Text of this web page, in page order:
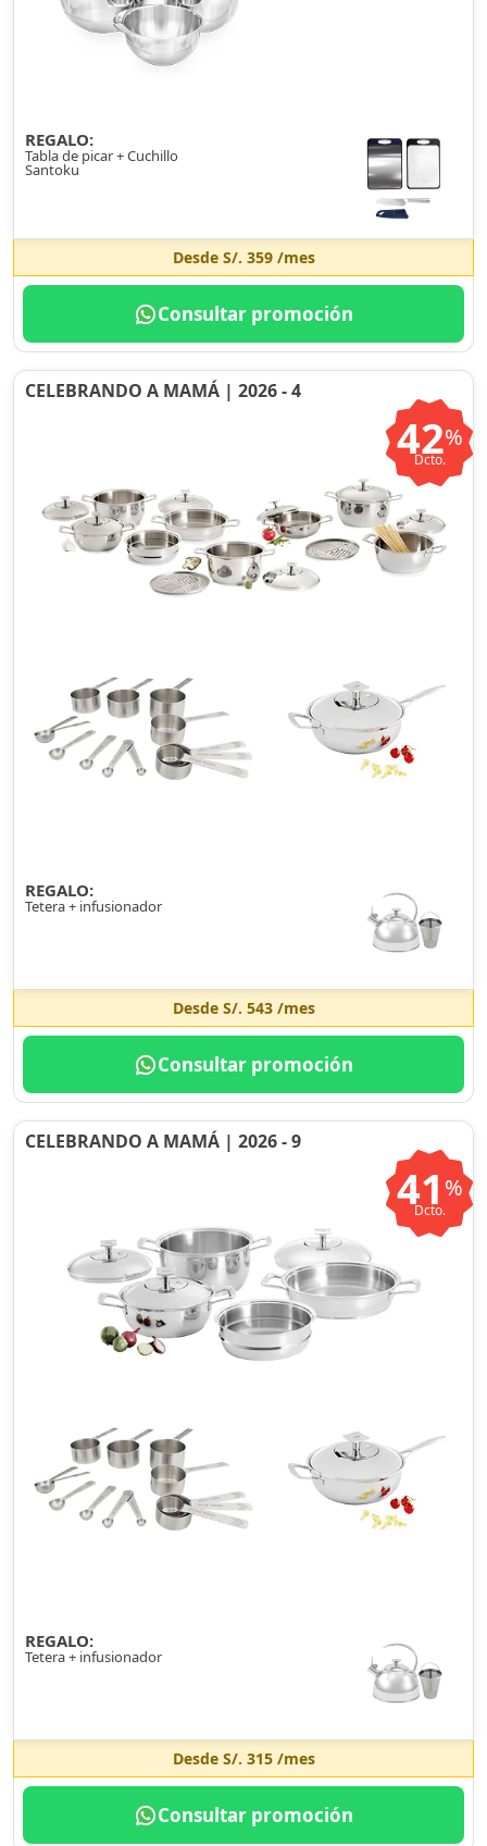
REGALO:
Tabla de picar + Cuchillo
Santoku
Desde S/. 359/mes
Consultar promoción
CELEBRANDO A MAMÁ | 2026 - 4
42%
Dcto.
REGALO:
Tetera + infusionador
Desde S/. 543/mes
Consultar promoción
CELEBRANDO A MAMÁ | 2026 - 9
41 %
Dcto.
REGALO:
Tetera + infusionador
Desde S/. 315/mes
Consultar promoción